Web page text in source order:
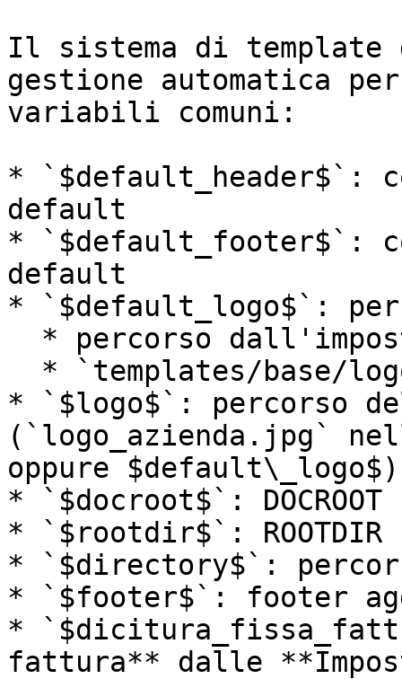
Il sistema di template
gestione automatica
variabili comuni:
* `$default_header$`:
default
* `$default_footer$`:
default
* `$default_logo$`:
* `$logo$`: percorso
(`logo_azienda.jpg`
oppure $default\_logo$)
* `$docroot$`: DOCROOT
* `$rootdir$`: ROOTDIR
* `$directory$`:
* `$footer$`: footer
*
fattura** dalle